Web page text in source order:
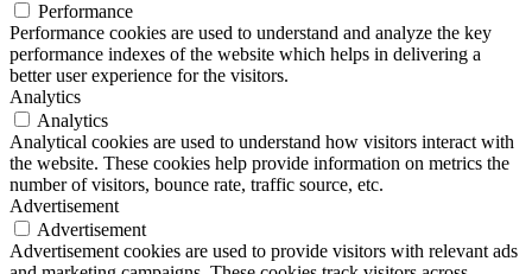
Performance
Performance cookies are used to understand and analyze the key
performance indexes of the website which helps in delivering a
better user experience for the visitors.
Analytics
Analytics
Analytical cookies are used to understand how visitors interact with
the website. These cookies help provide information on metrics the
number of visitors, bounce rate, traffic source, etc.
Advertisement
Advertisement
Advertisement cookies are used to provide visitors with relevant ads